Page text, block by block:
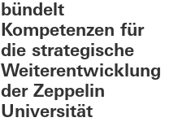
bündelt
Kompetenzen für
die strategische
Weiterentwicklung
der Zeppelin
Universität